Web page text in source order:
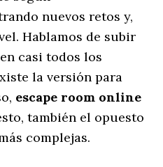
nuevos retos y,
Hablamos de subir
casi todos los
la versión para
escape room online
también el opuesto
complejas.